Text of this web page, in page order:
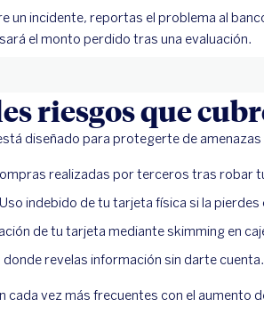
un incidente, reportas el problema al
el monto perdido tras una evaluación.
riesgos que
diseñado para protegerte de amenazas
realizadas por terceros tras robar
indebido de tu tarjeta física si la pierdes
de tu tarjeta mediante skimming en
revelas información sin darte cuenta.
cada vez más frecuentes con el aumento